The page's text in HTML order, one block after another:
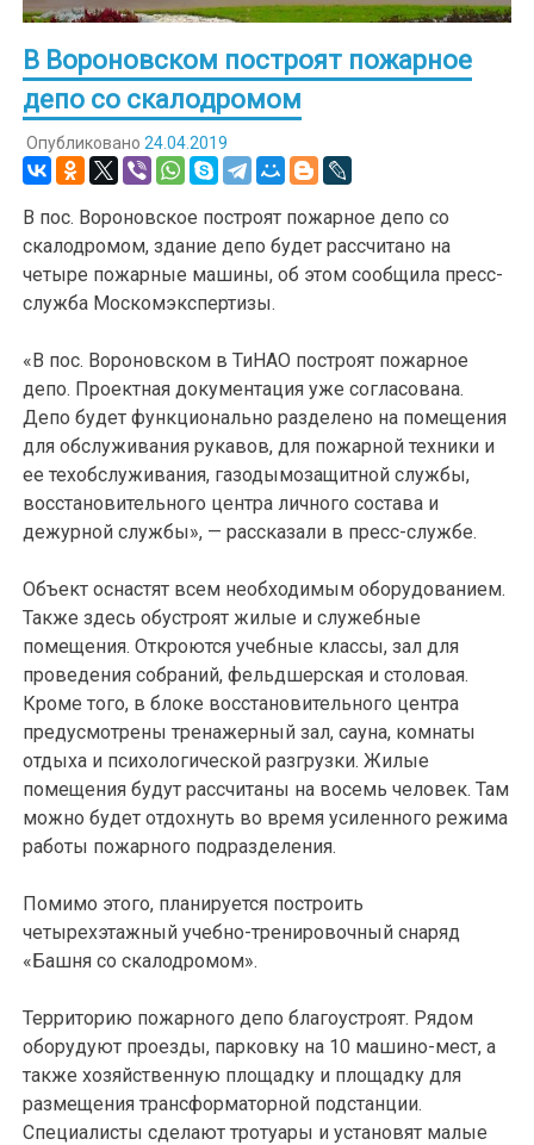
В Вороновском построят пожарное
депо со скалодромом
Опубликовано 24.04.2019
В пос. Вороновское построят пожарное депо со
скалодромом, здание депо будет рассчитано на
четыре пожарные машины, об этом сообщила пресс-
служба Москомэкспертизы.
«В пос. Вороновском в ТиНАО построят пожарное
депо. Проектная документация уже согласована.
Депо будет функционально разделено на помещения
для обслуживания рукавов, для пожарной техники и
ее техобслуживания, газодымозащитной службы,
восстановительного центра личного состава и
дежурной службы», — рассказали в пресс-службе.
Объект оснастят всем необходимым оборудованием.
Также здесь обустроят жилые и служебные
помещения. Откроются учебные классы, зал для
проведения собраний, фельдшерская и столовая.
Кроме того, в блоке восстановительного центра
предусмотрены тренажерный зал, сауна, комнаты
отдыха и психологической разгрузки. Жилые
помещения будут рассчитаны на восемь человек. Там
можно будет отдохнуть во время усиленного режима
работы пожарного подразделения.
Помимо этого, планируется построить
четырехэтажный учебно-тренировочный снаряд
«Башня со скалодромом».
Территорию пожарного депо благоустроят. Рядом
оборудуют проезды, парковку на 10 машино-мест, а
также хозяйственную площадку и площадку для
размещения трансформаторной подстанции.
Специалисты сделают тротуары и установят малые